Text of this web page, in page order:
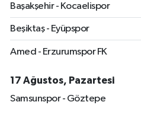
Başakşehir - Kocaelispor
Beşiktaş - Eyüpspor
Amed - Erzurumspor FK
17 Ağustos, Pazartesi
Samsunspor - Göztepe